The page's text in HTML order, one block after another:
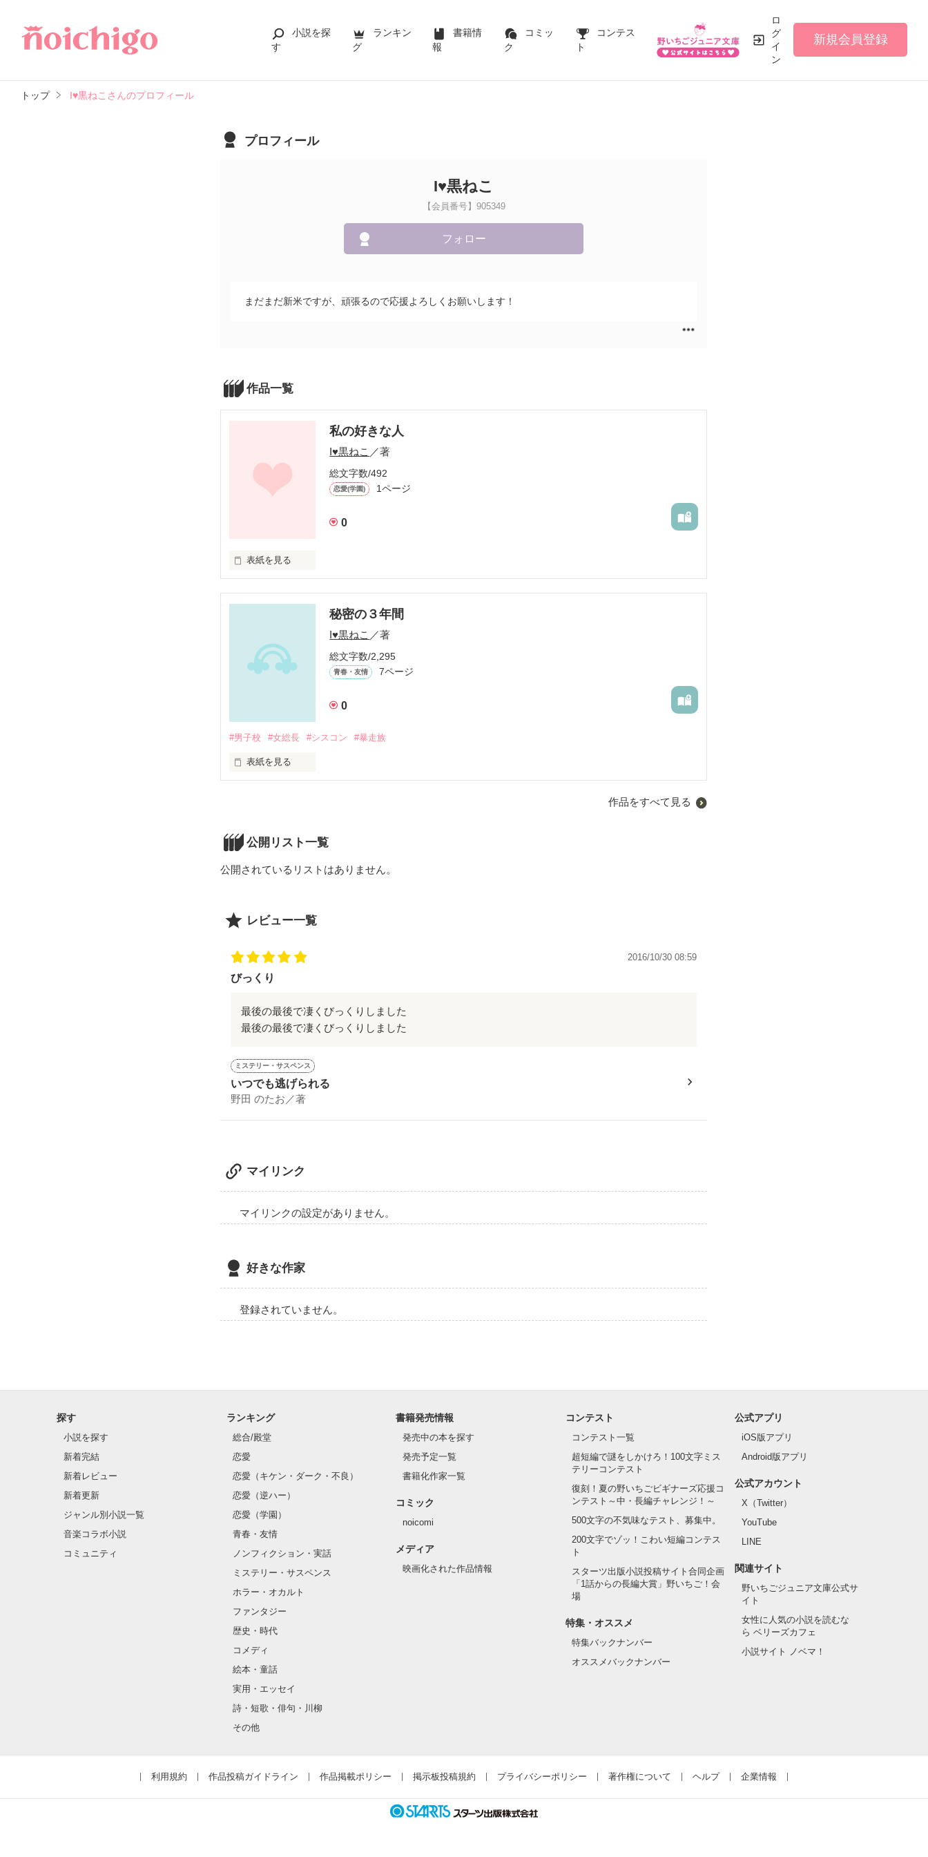
小説を探
す
ランキン
グ
書籍情
報
コミッ
ク
コンテス
ト
ロ
グ
イ
ン
新規会員登録
トップ I♥黒ねこさんのプロフィール
プロフィール
I♥黒ねこ
【会員番号】905349
フォロー
まだまだ新米ですが、頑張るので応援よろしくお願いします！
作品一覧
私の好きな人
I♥黒ねこ ／著
総文字数/492
恋愛(学園) 1ページ
0
表紙を見る
秘密の３年間
I♥黒ねこ ／著
総文字数/2,295
青春・友情 7ページ
0
#男子校 #女総長 #シスコン #暴走族
表紙を見る
世界No.1暴走族総長
佐伯蒼 さえきそう
発作品ですが頑張ろうと思います！応援よろしくお願いします！
脱字や誤字があれば教えて下さい！
暴走族の話が無理な方は見るのをオススメ出来ません！すいません(泣)
作品を読む
作品をすべて見る
公開リスト一覧
公開されているリストはありません。
レビュー一覧
2016/10/30 08:59
びっくり
最後の最後で凄くびっくりしました
最後の最後で凄くびっくりしました
ミステリー・サスペンス
いつでも逃げられる
野田 のたお／著
マイリンク
マイリンクの設定がありません。
好きな作家
登録されていません。
探す
小説を探す
新着完結
新着レビュー
新着更新
ジャンル別小説一覧
音楽コラボ小説
コミュニティ
ランキング
総合/殿堂
恋愛
恋愛（キケン・ダーク・不良）
恋愛（逆ハー）
恋愛（学園）
青春・友情
ノンフィクション・実話
ミステリー・サスペンス
ホラー・オカルト
ファンタジー
歴史・時代
コメディ
絵本・童話
実用・エッセイ
詩・短歌・俳句・川柳
その他
書籍発売情報
発売中の本を探す
発売予定一覧
書籍化作家一覧
コミック
noicomi
メディア
映画化された作品情報
コンテスト
コンテスト一覧
超短編で謎をしかけろ！100文字ミス
テリーコンテスト
復刻！夏の野いちごビギナーズ応援コ
ンテスト～中・長編チャレンジ！～
500文字の不気味なテスト、募集中。
200文字でゾッ！こわい短編コンテス
ト
スターツ出版小説投稿サイト合同企画
「1話からの長編大賞」野いちご！会
場
特集・オススメ
特集バックナンバー
オススメバックナンバー
公式アプリ
iOS版アプリ
Android版アプリ
公式アカウント
X（Twitter）
YouTube
LINE
関連サイト
野いちごジュニア文庫公式サ
イト
女性に人気の小説を読むな
ら ベリーズカフェ
小説サイト ノベマ！
利用規約 作品投稿ガイドライン 作品掲載ポリシー 掲示板投稿規約 プライバシーポリシー 著作権について ヘルプ 企業情報